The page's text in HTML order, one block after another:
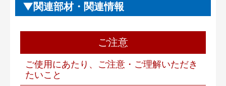
関連部材・関連情報
ご注意
ご使用にあたり、ご注意・ご理解いただき
たいこと